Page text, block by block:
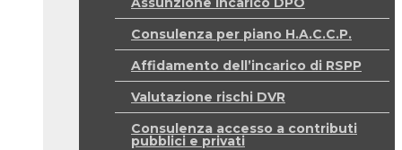
Consulenza per piano H.A.C.C.P.
Affidamento dell’incarico di RSPP
Valutazione rischi DVR
Consulenza accesso a contributi
pubblici e privati